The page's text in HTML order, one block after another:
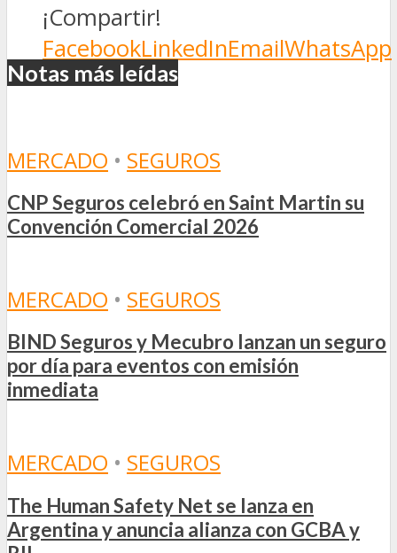
¡Compartir!
FacebookLinkedInEmailWhatsApp
Notas más leídas
MERCADO • SEGUROS
CNP Seguros celebró en Saint Martin su
Convención Comercial 2026
MERCADO • SEGUROS
BIND Seguros y Mecubro lanzan un seguro
por día para eventos con emisión
inmediata
MERCADO • SEGUROS
The Human Safety Net se lanza en
Argentina y anuncia alianza con GCBA y